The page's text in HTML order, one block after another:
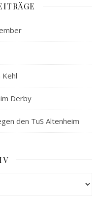
Derby
den TuS Altenheim